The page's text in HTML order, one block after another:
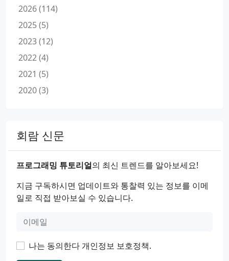
2026 (114)
2025 (5)
2023 (12)
2022 (4)
2021 (5)
2020 (3)
회람 신문
프로그래밍 튜토리얼의 최신 트렌드를 알아보세요!
지금 구독하시면 업데이트와 통찰력 있는 정보를 이메
일로 직접 받아보실 수 있습니다.
나는 동의한다 개인정보 보호정책.